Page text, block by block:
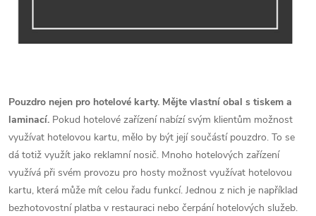
Pouzdro nejen pro hotelové karty. Mějte vlastní obal s tiskem a
laminací. Pokud hotelové zařízení nabízí svým klientům možnost
využívat hotelovou kartu, mělo by být její součástí pouzdro. To se
dá totiž využít jako reklamní nosič. Mnoho hotelových zařízení
využívá při svém provozu pro hosty možnost využívat hotelovou
kartu, která může mít celou řadu funkcí. Jednou z nich je například
bezhotovostní platba v restauraci nebo čerpání hotelových služeb.